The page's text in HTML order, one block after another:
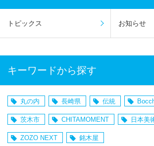
トピックス お知らせ
キーワードから探す
丸の内 長崎県 伝統
茨木市 CHITAMOMENT 日本美
ZOZO NEXT 銘木屋